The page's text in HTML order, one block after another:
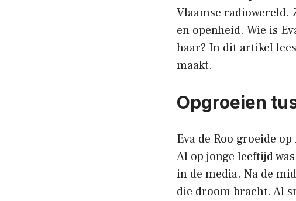
Vlaamse radiowereld.
en openheid. Wie is
haar? In dit artikel
maakt.
Opgroeien
Eva de Roo groeide
Al op jonge leeftijd
in de media. Na de
die droom bracht. Al